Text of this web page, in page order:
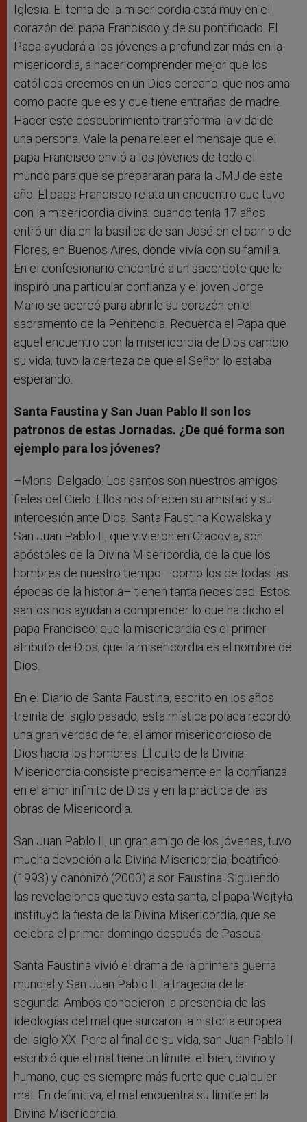
Iglesia. El tema de la misericordia está muy en el
corazón del papa Francisco y de su pontificado. El
Papa ayudará a los jóvenes a profundizar más en la
misericordia, a hacer comprender mejor que los
católicos creemos en un Dios cercano, que nos ama
como padre que es y que tiene entrañas de madre.
Hacer este descubrimiento transforma la vida de
una persona. Vale la pena releer el mensaje que el
papa Francisco envió a los jóvenes de todo el
mundo para que se prepararan para la JMJ de este
año. El papa Francisco relata un encuentro que tuvo
con la misericordia divina: cuando tenía 17 años
entró un día en la basílica de san José en el barrio de
Flores, en Buenos Aires, donde vivía con su familia.
En el confesionario encontró a un sacerdote que le
inspiró una particular confianza y el joven Jorge
Mario se acercó para abrirle su corazón en el
sacramento de la Penitencia. Recuerda el Papa que
aquel encuentro con la misericordia de Dios cambio
su vida; tuvo la certeza de que el Señor lo estaba
esperando.
Santa Faustinay San Juan Pablo II son los
patronos de estas Jornadas. ¿De qué forma son
ejemplo para los jóvenes?
–Mons. Delgado: Los santos son nuestros amigos
fieles del Cielo. Ellos nos ofrecen su amistad y su
intercesión ante Dios. Santa Faustina Kowalska y
San Juan Pablo II, que vivieron en Cracovia, son
apóstoles de la Divina Misericordia, de la que los
hombres de nuestro tiempo –como los de todas las
épocas de la historia– tienen tanta necesidad. Estos
santos nos ayudan a comprender lo que ha dicho el
papa Francisco: que la misericordia es el primer
atributo de Dios; que la misericordia es el nombre de
Dios.
En el Diario de Santa Faustina, escrito en los años
treinta del siglo pasado, esta mística polaca recordó
una gran verdad de fe: el amor misericordioso de
Dios hacia los hombres. El culto de la Divina
Misericordia consiste precisamente en la confianza
en el amor infinito de Dios y en la práctica de las
obras de Misericordia.
San Juan Pablo II, un gran amigo de los jóvenes, tuvo
mucha devoción a la Divina Misericordia; beatificó
(1993) y canonizó (2000) a sor Faustina. Siguiendo
las revelaciones que tuvo esta santa, el papa Wojtyła
instituyó la fiesta de la Divina Misericordia, que se
celebra el primer domingo después de Pascua.
Santa Faustina vivió el drama de la primera guerra
mundial y San Juan Pablo II la tragedia de la
segunda. Ambos conocieron la presencia de las
ideologías del mal que surcaron la historia europea
del siglo XX. Pero al final de su vida, san Juan Pablo II
escribió que el mal tiene un límite: el bien, divino y
humano, que es siempre más fuerte que cualquier
mal. En definitiva, el mal encuentra su límite en la
Divina Misericordia.